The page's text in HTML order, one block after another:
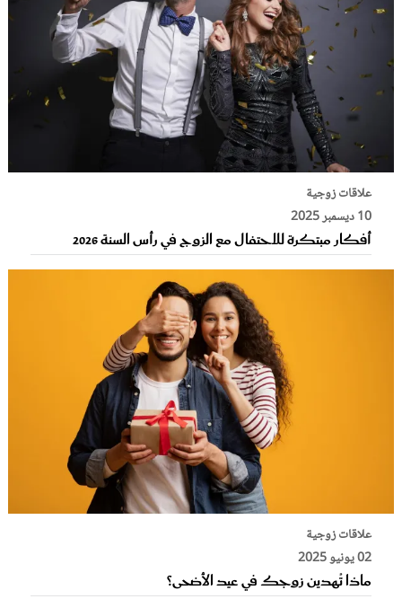
علاقات زوجية
10 ديسمبر 2025
أفكار مبتكرة للاحتفال مع الزوج في رأس السنة 2026
علاقات زوجية
02 يونيو 2025
ماذا تُهدين زوجك في عيد الأضحى؟